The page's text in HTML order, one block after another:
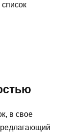
в свое